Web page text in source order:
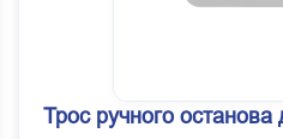
Трос ручного останова